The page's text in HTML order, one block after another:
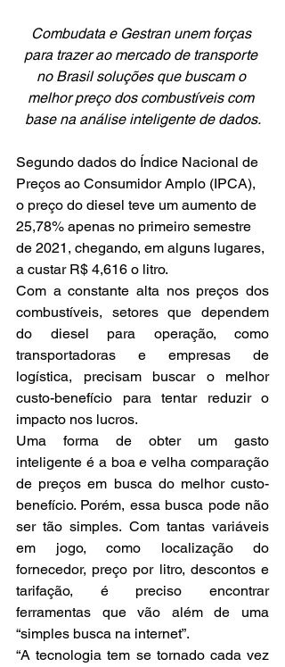
Combudata e Gestran unem forças
para trazer ao mercado de transporte
no Brasil soluções que buscam o
melhor preço dos combustíveis com
base na análise inteligente de dados.
Segundo dados do Índice Nacional de
Preços ao Consumidor Amplo (IPCA),
o preço do diesel teve um aumento de
25,78% apenas no primeiro semestre
de 2021, chegando, em alguns lugares,
a custar R$ 4,616 o litro.
Com a constante alta nos preços dos
combustíveis, setores que dependem
do diesel para operação, como
transportadoras e empresas de
logística, precisam buscar o melhor
custo-benefício para tentar reduzir o
impacto nos lucros.
Uma forma de obter um gasto
inteligente é a boa e velha comparação
de preços em busca do melhor custo-
benefício. Porém, essa busca pode não
ser tão simples. Com tantas variáveis
em jogo, como localização do
fornecedor, preço por litro, descontos e
tarifação, é preciso encontrar
ferramentas que vão além de uma
“simples busca na internet”.
“A tecnologia tem se tornado cada vez